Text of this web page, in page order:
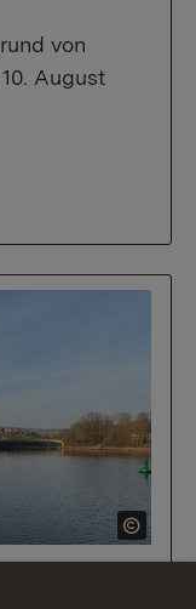
von
August